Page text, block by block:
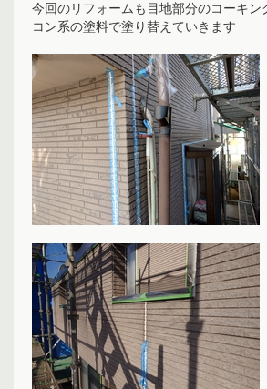
今回のリフォームも目地部分のコーキン
コン系の塗料で塗り替えていきます